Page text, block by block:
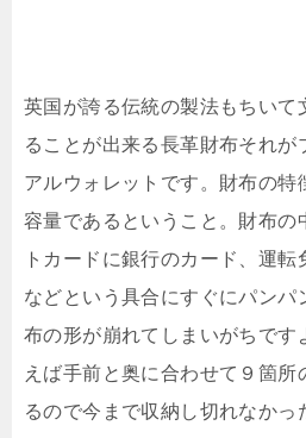
英国が誇る伝統の製法もちいて
ることが出来る長革財布それが
アルウォレットです。財布の特
容量であるということ。財布の
トカードに銀行のカード、運転
などという具合にすぐにパンパ
布の形が崩れてしまいがちです
えば手前と奥に合わせて９箇所
るので今まで収納し切れなかっ